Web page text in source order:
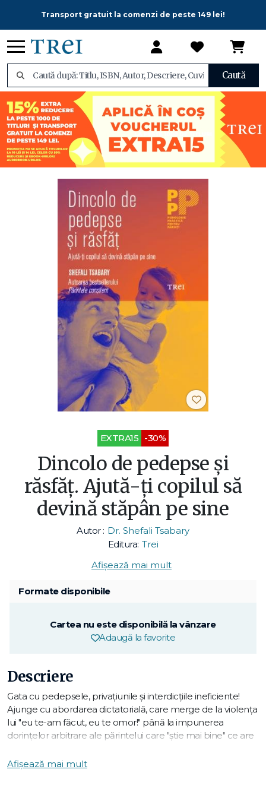
Transport gratuit la comenzi de peste 149 lei!
Caută
EXTRA15 -30%
Dincolo de pedepse și
răsfăț. Ajută-ți copilul să
devină stăpân pe sine
Autor : Dr. Shefali Tsabary
Editura: Trei
Afișează mai mult
Formate disponibile
Cartea nu este disponibilă la vânzare
Adaugă la favorite
Descriere
Gata cu pedepsele, privațiunile și interdicțiile ineficiente!
Ajunge cu abordarea dictatorială, care merge de la violența
lui "eu te-am făcut, eu te omor!" până la impunerea
dorințelor arbitrare ale părintelui care "știe mai bine" ce are
educația bazată pe control și forță conduce la generații
Afișează mai mult